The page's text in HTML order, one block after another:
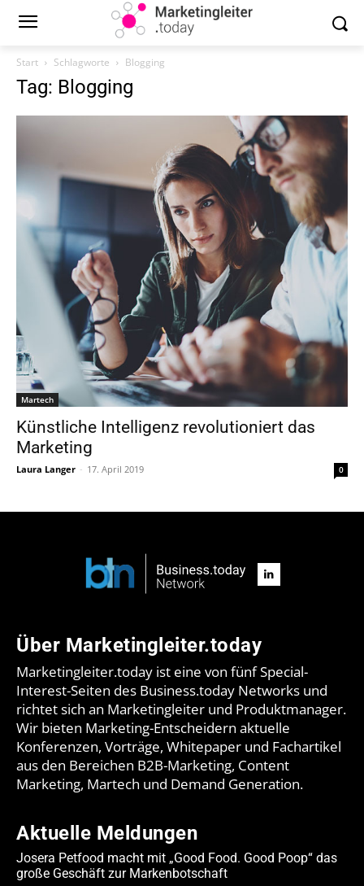
Start Schlagworte Blogging
Tag: Blogging
Martech
Künstliche Intelligenz revolutioniert das
Marketing
Laura Langer - 17. April 2019 0
Über Marketingleiter.today
Marketingleiter.today ist eine von fünf Special-
Interest-Seiten des Business.today Networks und
richtet sich an Marketingleiter und Produktmanager.
Wir bieten Marketing-Entscheidern aktuelle
Konferenzen, Vorträge, Whitepaper und Fachartikel
aus den Bereichen B2B-Marketing, Content
Marketing, Martech und Demand Generation.
Aktuelle Meldungen
Josera Petfood macht mit „Good Food. Good Poop“ das
große Geschäft zur Markenbotschaft